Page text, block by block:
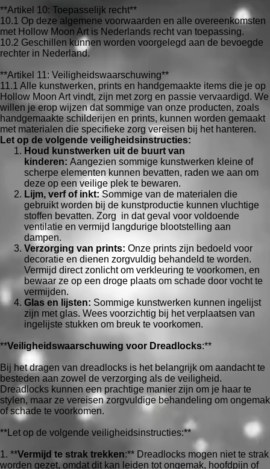
**Artikel 10: Toepasselijk recht**
10.1 Op deze algemene voorwaarden en alle overeenkomsten
met Hollow Moon Art is Nederlands recht van toepassing.
10.2 Geschillen kunnen worden voorgelegd aan de bevoegde
rechter in Nederland.
**Artikel 11: Veiligheidswaarschuwing**
11.1 Alle kunstwerken, prints en handgemaakte items die je op
Hollow Moon Art vindt, zijn met zorg en passie vervaardigd. We
willen je erop wijzen dat sommige van onze producten, zoals
handgemaakte schilderijen en prints, kunnen worden gemaakt
met materialen die specifieke zorg vereisen bij het hanteren.
Let op de volgende veiligheidsinstructies:
Houd kunstwerken uit de buurt van
kinderen: Aangezien sommige kunstwerken kleine of
scherpe elementen kunnen bevatten, raden we aan om
deze op een veilige plek te bewaren.
Lijm, verf of inkt: Sommige van de materialen die
gebruikt worden bij de kunstproductie kunnen vluchtige
stoffen bevatten. Zorg in dat geval voor voldoende
ventilatie en vermijd langdurige blootstelling aan
dampen.
Verzorging van prints: Onze prints zijn bedoeld voor
decoratie en dienen zorgvuldig behandeld te worden.
Vermijd direct zonlicht om verkleuring te voorkomen, en
bewaar ze op een droge plaats om schade door vocht te
vermijden.
Glas en lijsten: Sommige kunstwerken kunnen ingelijst
zijn met glas. Wees voorzichtig bij het verplaatsen van
ingelijste stukken om breuk te voorkomen.
**Veiligheidswaarschuwing voor Dreadlocks:**
Bij het dragen van dreadlocks is het belangrijk om aandacht te
besteden aan zowel de verzorging als de veiligheid.
Dreadlocks kunnen een prachtige manier zijn om je haar te
stylen, maar ze vereisen zorgvuldige behandeling om ongemak
of schade te voorkomen.
**Let op de volgende veiligheidsinstructies:**
1. **Vermijd te strak trekken:** Dreadlocks mogen niet te strak
worden gezet, omdat dit kan leiden tot ongemak, hoofdpijn of